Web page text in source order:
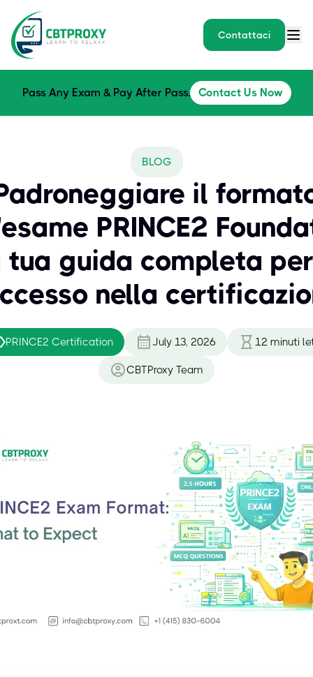
Contattaci
Pass Any Exam & Pay After Pass. Contact Us Now
BLOG
il
PRINCE2
tua guida completa
nella
PRINCE2 Certification July 13, 2026 12 minuti
CBTProxy Team